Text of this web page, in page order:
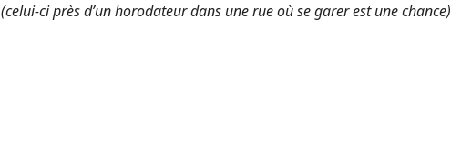
(celui-ci près d’un horodateur dans une rue où se garer est une chance)